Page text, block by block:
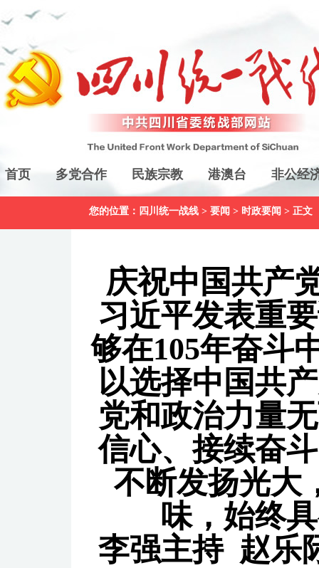
首页 多党合作 民族宗教 港澳台 非公经
您的位置： 四川统一战线 > 要闻 > 时政要闻 > 正文
庆祝中国共产
习近平发表重
够在105年奋斗
以选择中国共
党和政治力量
信心、接续奋
不断发扬光大
味，始终
李强主持 赵乐